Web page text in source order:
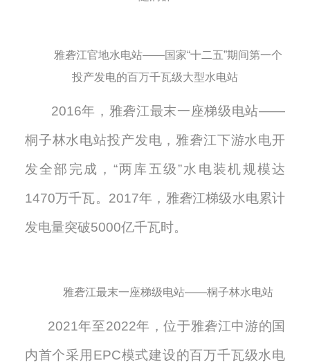
雅砻江官地水电站——国家“十二五”期间第一个
投产发电的百万千瓦级大型水电站
2016年，雅砻江最末一座梯级电站——
桐子林水电站投产发电，雅砻江下游水电开
发全部完成，“两库五级”水电装机规模达
1470万千瓦。 2017年，雅砻江梯级水电累计
发电量突破5000亿千瓦时。
雅砻江最末一座梯级电站——桐子林水电站
2021年至2022年，位于雅砻江中游的国
内首个采用 EPC模式建设的百万千瓦级水电